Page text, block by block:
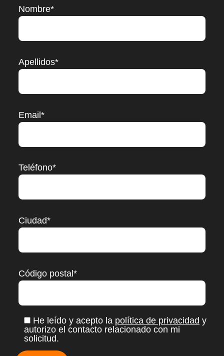
Nombre*
Apellidos*
Email*
Teléfono*
Ciudad*
Código postal*
He leído y acepto la política de privacidad y
autorizo el contacto relacionado con mi
solicitud.